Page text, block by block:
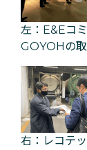
左：E&Eコ
GOYOHの
右：レコテ